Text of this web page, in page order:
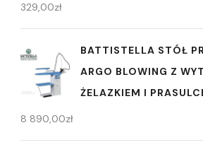
329,00zł
BATTISTELLA STÓŁ
ARGO BLOWING Z
ŻELAZKIEM I
8 890,00zł